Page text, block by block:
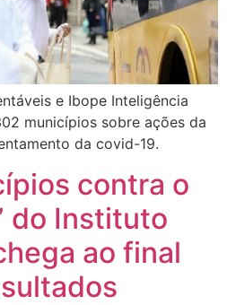
e Ibope Inteligência
municípios sobre ações da
da covid-19.
contra o
do Instituto
ao final